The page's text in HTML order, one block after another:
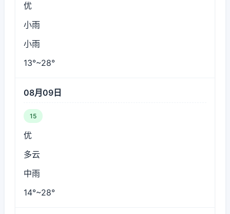
优
小雨
小雨
13°~28°
08月09日
15
优
多云
中雨
14°~28°